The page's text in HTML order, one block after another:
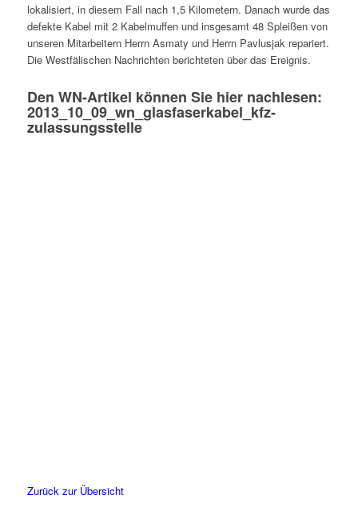
lokalisiert, in diesem Fall nach 1,5 Kilometern. Danach wurde das
defekte Kabel mit 2 Kabelmuffen und insgesamt 48 Spleißen von
unseren Mitarbeitern Herrn Asmaty und Herrn Pavlusjak repariert.
Die Westfälischen Nachrichten berichteten über das Ereignis.
Den WN-Artikel können Sie hier nachlesen:
2013_10_09_wn_glasfaserkabel_kfz-
zulassungsstelle
Zurück zur Übersicht